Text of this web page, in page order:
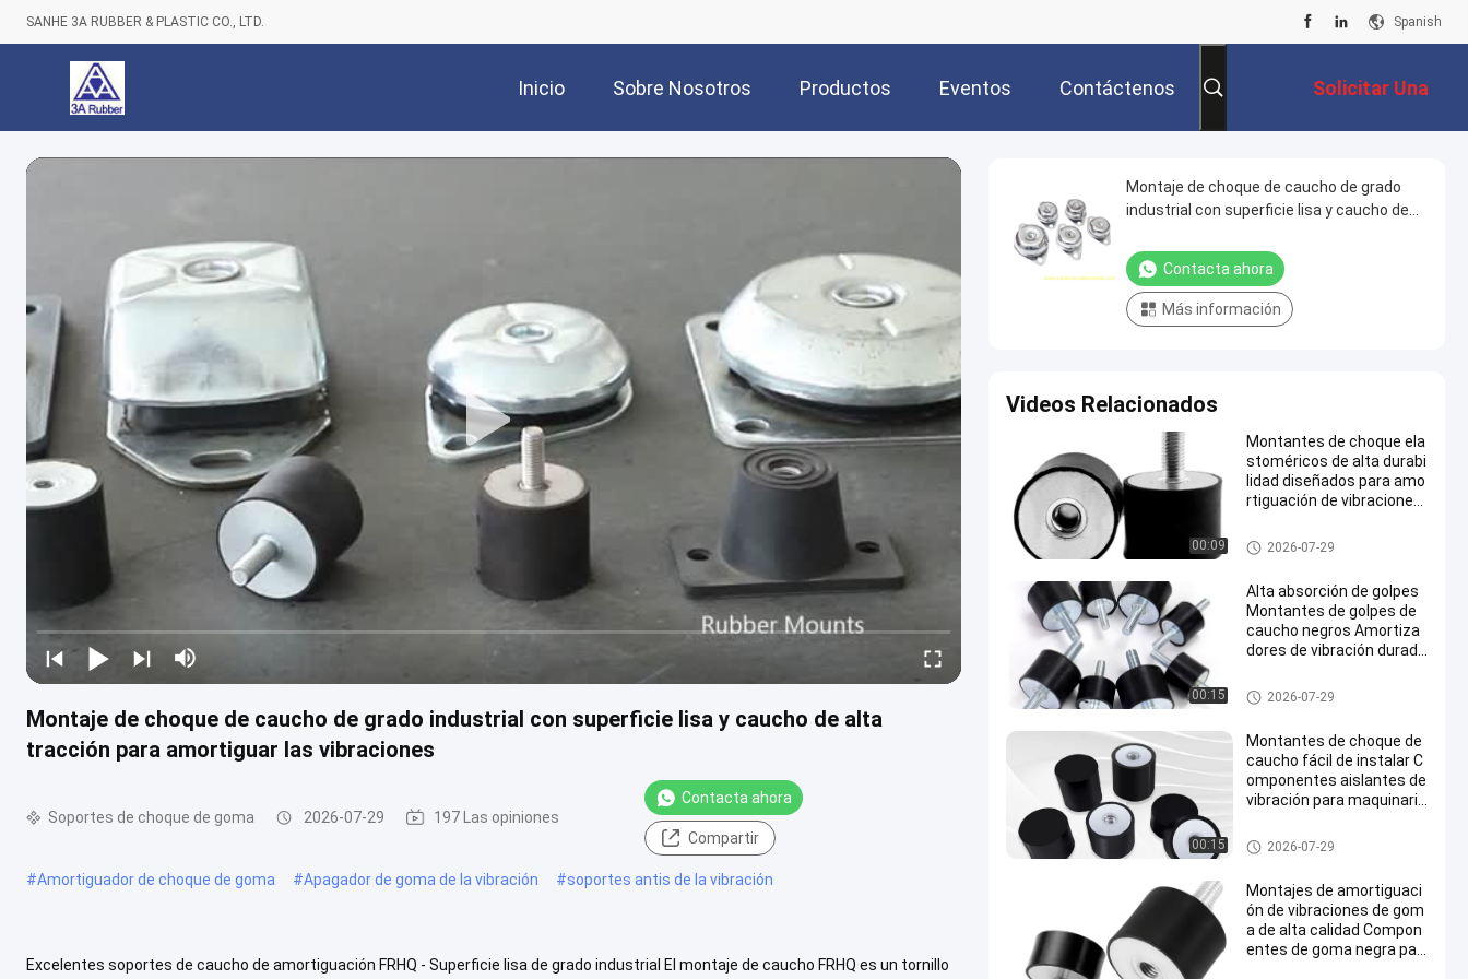
SANHE 3A RUBBER & PLASTIC CO., LTD. Spanish
Inicio Sobre Nosotros Productos Eventos Contáctenos Solicitar Una
Cotización
Montaje de choque de caucho de grado industrial con superficie lisa y caucho de alta
tracción para amortiguar las vibraciones
Soportes de choque de goma 2026-07-29 197 Las opiniones
Contacta ahora
Compartir
#Amortiguador de choque de goma #Apagador de goma de la vibración #soportes antis de la vibración
Excelentes soportes de caucho de amortiguación FRHQ - Superficie lisa de grado industrial El montaje de caucho FRHQ es un tornillo
Montaje de choque de caucho de grado
industrial con superficie lisa y caucho de
vibraciones
Contacta ahora
Más información
Videos Relacionados
00:09
Montantes de choque ela
stoméricos de alta durabi
lidad diseñados para amo
rtiguación de vibraciones
to mínimo en el sector ind
ustrial
Soportes de choque de goma
2026-07-29
00:15
Alta absorción de golpes
Montantes de golpes de
caucho negros Amortiza
dores de vibración durade
nas industriales
Soportes de choque de goma
2026-07-29
00:15
Montantes de choque de
caucho fácil de instalar C
omponentes aislantes de
vibración para maquinaria
quipos
Soportes de choque de goma
2026-07-29
Montajes de amortiguaci
ón de vibraciones de gom
a de alta calidad Compon
entes de goma negra par